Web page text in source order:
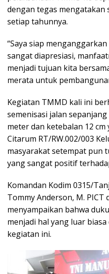
dengan tegas mengatakan
setiap tahunnya.
“Saya siap
sangat diapresiasi,
menjadi tujuan kita
merata untuk
Kegiatan TMMD kali ini
semenisasi jalan
meter dan ketebalan 12 cm
Citarum RT/RW.002/003
masyarakat setempat pun
yang sangat positif
Komandan Kodim 0315/
Tommy Anderson, M. PICT
menyampaikan bahwa
menjadi hal yang luar
kegiatan ini.